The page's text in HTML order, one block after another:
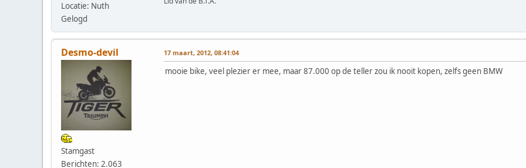
Locatie: Nuth
Gelogd
Desmo-devil
Stamgast
Berichten: 2.063
17 maart, 2012, 08:41:04
mooie bike, veel plezier er mee, maar 87.000 op de teller zou ik nooit kopen, zelfs geen BMW